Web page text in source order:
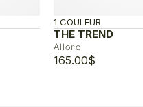
THE TREND
Alloro
1 COULEUR
165.00$